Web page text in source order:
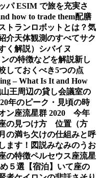
パ ESIM で旅を充実さ
how to trade them配膳
トランロボットとは？気
介天体観測のすべてサク
く解説） シバイヌ
の特徴などを解説新し
しておくべき5つの点
– What Is It and How
王周辺の貸し会議室の
年のピーク・見頃の時
ン座流星群 2020 今年
の見つけ方 位置（方
月の満ち欠けの仕組みと呼
ます！図説みなみのうお
の特徴ペルセウス座流星
５選【宿泊】 いて座の